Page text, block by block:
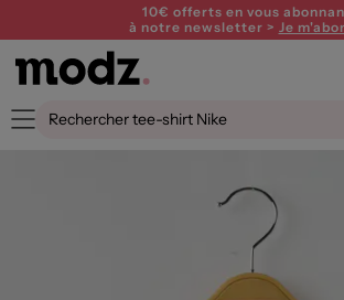
10€ offerts en vous
à notre newsletter > Je